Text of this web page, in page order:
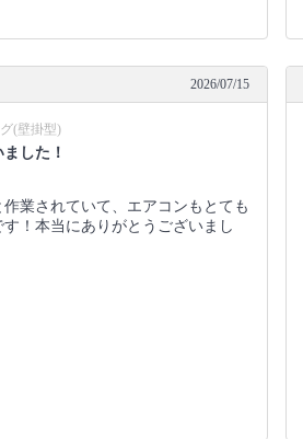
2026/07/15
(壁掛型)
した！
業されていて、エアコンもとても
！本当にありがとうございまし